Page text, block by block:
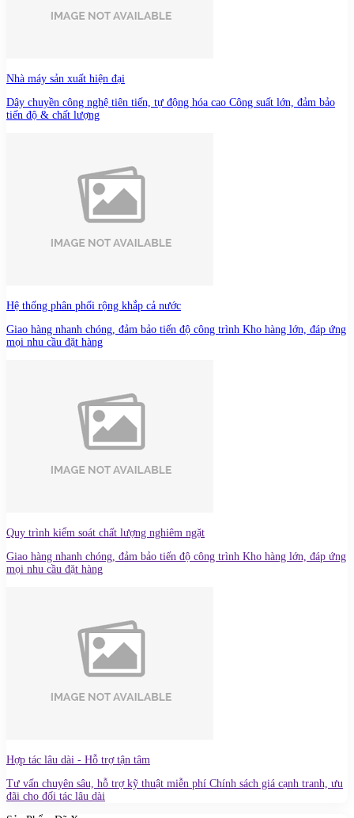
Nhà máy sản xuất hiện đại
Dây chuyền công nghệ tiên tiến, tự động hóa cao Công suất lớn, đảm bảo
tiến độ & chất lượng
Hệ thống phân phối rộng khắp cả nước
Giao hàng nhanh chóng, đảm bảo tiến độ công trình Kho hàng lớn, đáp ứng
mọi nhu cầu đặt hàng
Quy trình kiểm soát chất lượng nghiêm ngặt
Giao hàng nhanh chóng, đảm bảo tiến độ công trình Kho hàng lớn, đáp ứng
mọi nhu cầu đặt hàng
Hợp tác lâu dài - Hỗ trợ tận tâm
Tư vấn chuyên sâu, hỗ trợ kỹ thuật miễn phí Chính sách giá cạnh tranh, ưu
đãi cho đối tác lâu dài